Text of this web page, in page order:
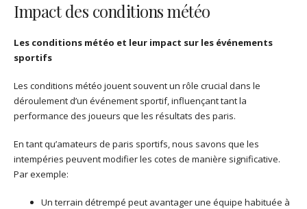
Impact des conditions météo
Les conditions météo et leur impact sur les événements
sportifs
Les conditions météo jouent souvent un rôle crucial dans le
déroulement d’un événement sportif, influençant tant la
performance des joueurs que les résultats des paris.
En tant qu’amateurs de paris sportifs, nous savons que les
intempéries peuvent modifier les cotes de manière significative.
Par exemple:
Un terrain détrempé peut avantager une équipe habituée à